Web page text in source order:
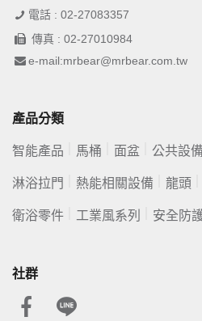
電話 : 02-27083357
傳真 : 02-27010984
e-mail:mrbear@mrbear.com.tw
產品分類
智能產品 馬桶 面盆 公共設備
淋浴拉門 熱能相關設備 龍頭
衛浴零件 工業風系列 安全防
社群